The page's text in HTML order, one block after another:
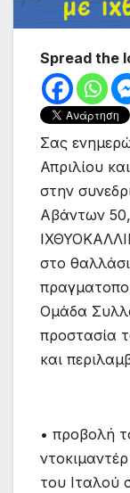
Spread the
Σας
Απριλίου
στην
Αβάντων
στο
Ομάδα
προστασία
και
• προβολή
του Ιταλού